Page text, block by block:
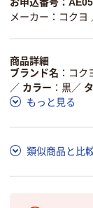
メーカー：コクヨ
商品詳細
ブランド名
コク
／ カラー 黒／
もっと見る
類似商品と比